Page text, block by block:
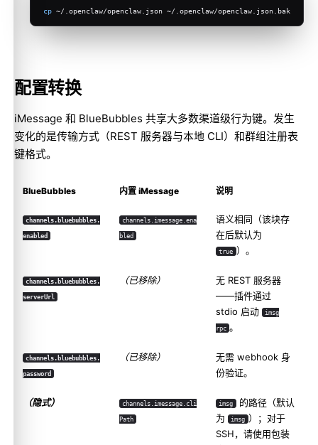
cp ~/.openclaw/openclaw.json ~/.openclaw/openclaw.json.bak
配置转换
iMessage 和 BlueBubbles 共享大多数渠道级行为键。发生
变化的是传输方式（REST 服务器与本地 CLI）和群组注册表
键格式。
BlueBubbles 内置 iMessage 说明
channels.bluebubbles.
enabled
channels.imessage.ena
bled
语义相同（该块存
在后默认为
true ）。
channels.bluebubbles.
serverUrl
（已移除）
无 REST 服务器
——插件通过
stdio 启动
imsg
rpc 。
channels.bluebubbles.
password
（已移除）
无需 webhook 身
份验证。
（隐式） channels.imessage.cli
Path
imsg 的路径（默认
为
imsg ）；对于
SSH，请使用包装